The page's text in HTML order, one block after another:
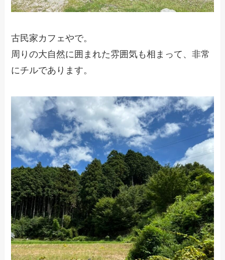
古民家カフェやで。
周りの大自然に囲まれた雰囲気も相まって、非常
にチルであります。